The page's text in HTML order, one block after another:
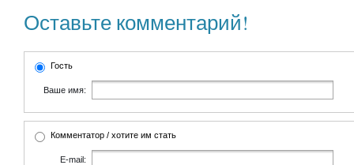
Оставьте комментарий!
Гость
Ваше имя:
Комментатор / хотите им стать
E-mail: